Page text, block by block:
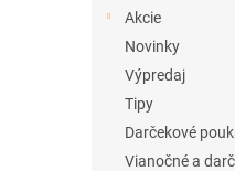
Akcie
Novinky
Výpredaj
Tipy
Darčekové
Vianočné a